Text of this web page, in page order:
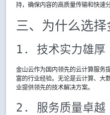
持，确保内容的高质量传输和快速分
三、为什么选择
1. 技术实力雄厚
金山云作为国内领先的云计算服务
富的行业经验。无论是云计算、大
业提供领先的技术解决方案。
2. 服务质量卓越